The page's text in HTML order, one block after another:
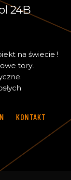
24B
iekt na świecie !
owe tory.
czne.
słych
KONTAKT